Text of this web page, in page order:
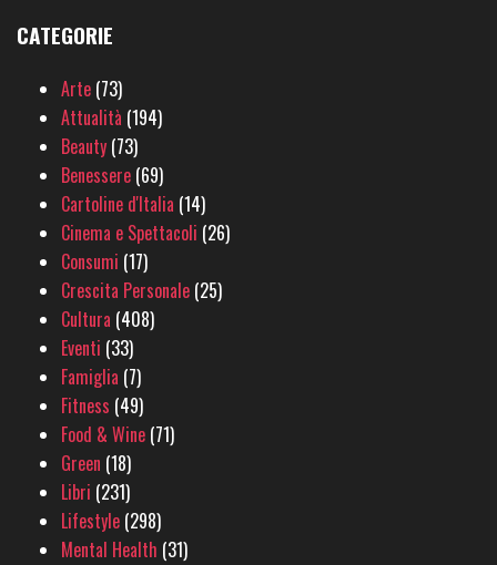
CATEGORIE
Arte (73)
Attualità (194)
Beauty (73)
Benessere (69)
Cartoline d'Italia (14)
Cinema e Spettacoli (26)
Consumi (17)
Crescita Personale (25)
Cultura (408)
Eventi (33)
Famiglia (7)
Fitness (49)
Food & Wine (71)
Green (18)
Libri (231)
Lifestyle (298)
Mental Health (31)